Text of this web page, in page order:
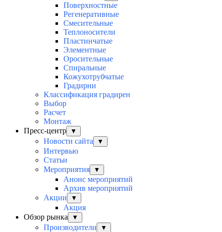
Поверхностные
Регенеративные
Смесительные
Теплоносители
Пластинчатые
Элементные
Оросительные
Спиральные
Кожухотрубчатые
Градирни
Классификация градирен
Выбор
Расчет
Монтаж
Пресс-центр
▼
Новости сайта ▼
Интервью
Статьи
Мероприятия
▼
Анонс мероприятий
Архив мероприятий
Акции
▼
Акция
Обзор рынка
▼
Производители ▼